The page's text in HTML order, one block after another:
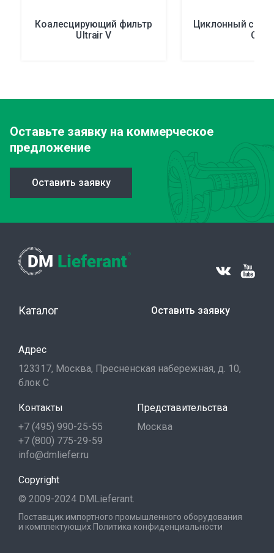
Коалесцирующий фильтр
Ultrair V
Циклонный
C
Оставьте заявку на коммерческое
предложение
Оставить заявку
Каталог Оставить заявку
Адрес
123317, Москва, Пресненская набережная, д. 10,
блок С
Контакты
+7 (495) 990-25-55
+7 (800) 775-29-59
info@dmliefer.ru
Представительства
Москва
Copyright
© 2009-2024 DMLieferant.
Поставщик импортного промышленного оборудования
и комплектующих Политика конфиденциальности